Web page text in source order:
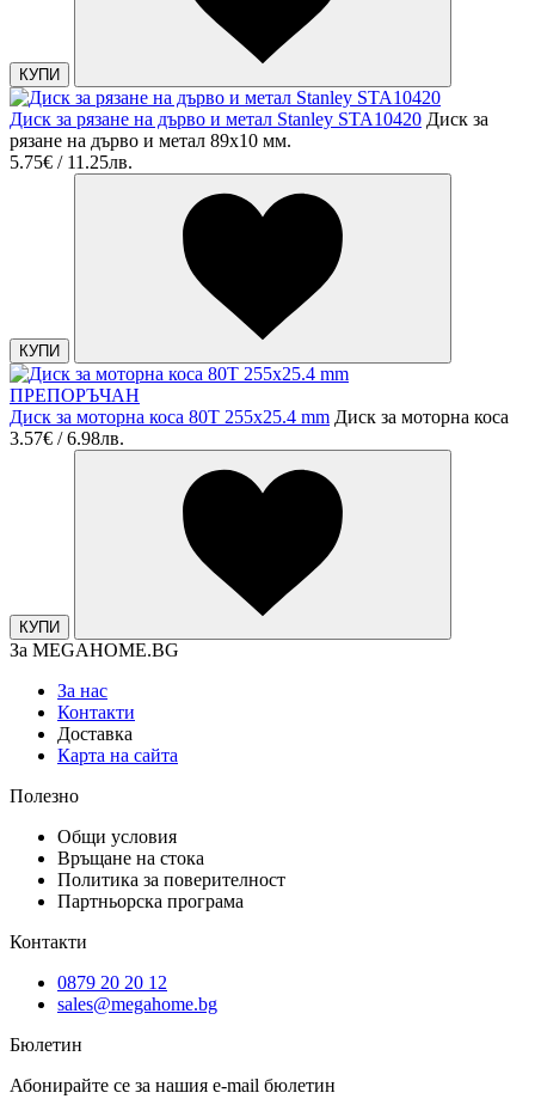
КУПИ
Диск за рязане на дърво и метал Stanley STA10420 Диск за
рязане на дърво и метал 89x10 мм.
5.75€ / 11.25лв.
КУПИ
ПРЕПОРЪЧАН
Диск за моторна коса 80T 255x25.4 mm Диск за моторна коса
3.57€ / 6.98лв.
КУПИ
За MEGAHOME.BG
За нас
Контакти
Доставка
Карта на сайта
Полезно
Общи условия
Връщане на стока
Политика за поверителност
Партньорска програма
Контакти
0879 20 20 12
sales@megahome.bg
Бюлетин
Абонирайте се за нашия e-mail бюлетин